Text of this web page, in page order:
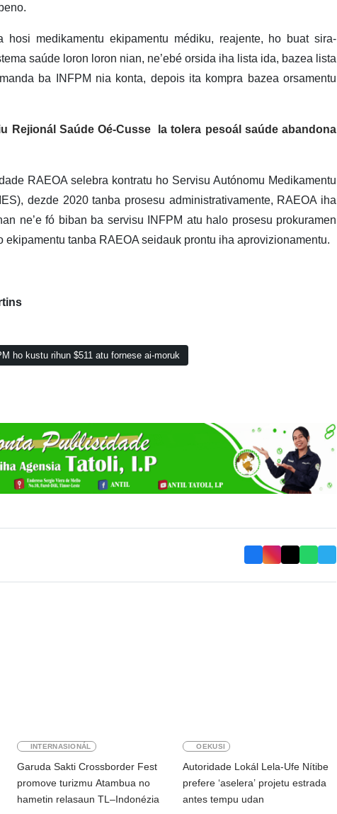
hosi medikamentu ekipamentu médiku, reajente, ho buat sira-
saúde loron loron nian, ne’ebé orsida iha lista ida, bazea lista
ba INFPM nia konta, depois ita kompra bazea orsamentu
Rejionál Saúde Oé-Cusse la tolera pesoál saúde abandona
RAEOA selebra kontratu ho Servisu Autónomu Medikamentu
dezde 2020 tanba prosesu administrativamente, RAEOA iha
ne’e fó biban ba servisu INFPM atu halo prosesu prokuramen
ekipamentu tanba RAEOA seidauk prontu iha aprovizionamentu.
ho kustu rihun $511 atu fornese ai-moruk
INTERNASIONÁL
Garuda Sakti Crossborder Fest
promove turizmu Atambua no
hametin relasaun TL–Indonézia
OEKUSI
Autoridade Lokál Lela-Ufe Nítibe
prefere ‘aselera’ projetu estrada
antes tempu udan